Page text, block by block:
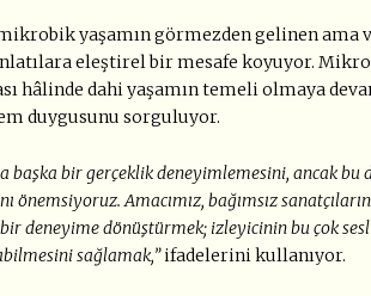
yaşamın görmezden gelinen ama
eleştirel bir mesafe koyuyor.
hâlinde dahi yaşamın temeli olmaya
duygusunu sorguluyor.
başka bir gerçeklik deneyimlemesini, ancak
önemsiyoruz. Amacımız, bağımsız
deneyime dönüştürmek; izleyicinin bu çok
sağlamak,”ifadelerini kullanıyor.